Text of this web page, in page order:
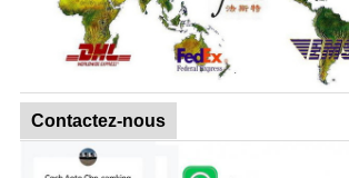
Contactez-nous